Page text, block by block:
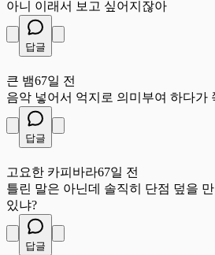
아니 이래서 보고 싶어지잖아
답글
큰 뱀67일 전
음악 넣어서 억지로 의미부여 하다가
답글
고요한 카피바라67일 전
틀린 말은 아닌데 솔직히 단점 덮을
있냐?
답글